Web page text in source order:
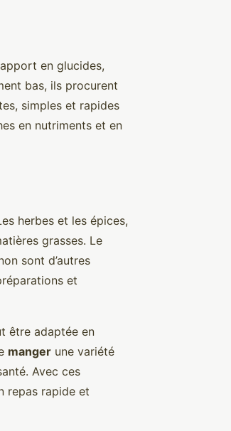
en glucides,
bas, ils procurent
simples et rapides
en nutriments et en
herbes et les épices,
grasses. Le
sont d’autres
et
être adaptée en
manger une variété
Avec ces
repas rapide et